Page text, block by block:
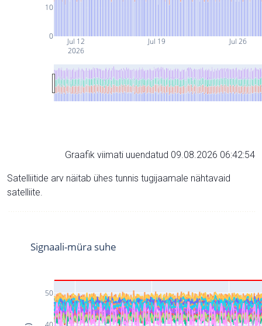
Jul 12
2026
Jul 19 Jul 26
0
10
Graafik viimati uuendatud 09.08.2026 06:42:54
Satelliitide arv näitab ühes tunnis tugijaamale nähtavaid
satelliite.
50
Signaali-müra suhe